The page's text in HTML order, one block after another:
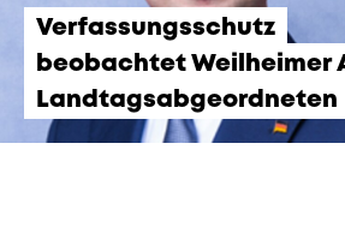
Verfassungsschutz
beobachtet Weilheimer
Landtagsabgeordneten